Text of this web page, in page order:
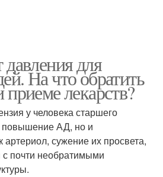
для
На что обратить
лекарств?
у человека старшего
повышение АД, но и
артериол, сужение их просвета,
почти необратимыми